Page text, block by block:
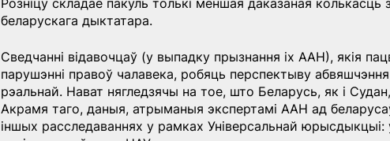
Розніцу складае пакуль толькі меншая даказаная колькасць
беларускага дыктатара.
Сведчанні відавочцаў (у выпадку прызнання іх ААН), якія
парушэнні правоў чалавека, робяць перспектыву
рэальнай. Нават нягледзячы на ​​тое, што Беларусь, як і
Акрамя таго, даныя, атрыманыя экспертамі ААН ад
іншых расследаваннях у рамках Універсальнай